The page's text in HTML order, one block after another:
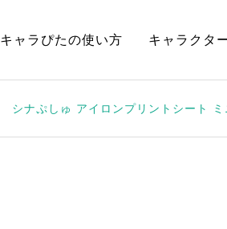
キャラぴたの使い方 キャラクタ
シナぷしゅ アイロンプリントシート ミ